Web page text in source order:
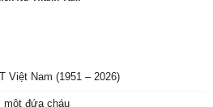
Việt Nam (1951 – 2026)
một đứa cháu